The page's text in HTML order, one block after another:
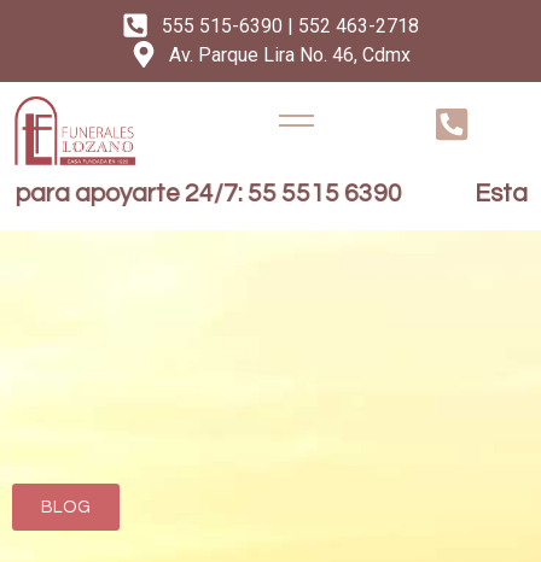
555 515-6390 | 552 463-2718
Av. Parque Lira No. 46, Cdmx
apoyarte 24/7: 55 5515 6390
BLOG